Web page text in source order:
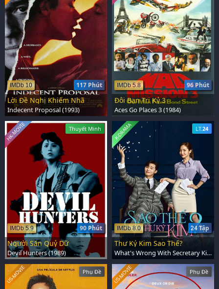
117 Phút
IMDb 10
Lời Đề Nghị Khiếm Nhã
Indecent Proposal (1993)
96 Phút
IMDb 5.8
Đôi Bạn Tri Kỷ 3
Aces Go Places 3 (1984)
Thuyết Minh
90 Phút
IMDb 5.9
HK-MOVIE
Người Săn Quỷ Dữ
Devil Hunters (1989)
LT.24
24 Tập
IMDb 8.0
K-DRAMA
Thư Ký Kim Sao Thế?
What's Wrong With Secretary Kim (2018)
Phụ Đề
US-MOVIE Phụ Đề
US-MOVIE